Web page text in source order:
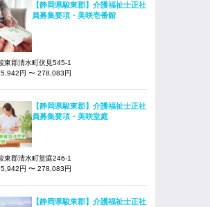
【静岡県駿東郡】介護福祉士正社
員募集要項・美咲壱番館
東郡清水町伏見545-1
円 〜 278,083円
【静岡県駿東郡】介護福祉士正社
員募集要項・美咲堂庭
東郡清水町堂庭246-1
円 〜 278,083円
【静岡県駿東郡】介護福祉士正社